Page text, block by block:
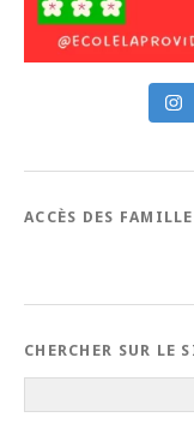
ACCÈS DES
CHERCHER SUR LE